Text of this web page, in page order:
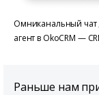
Омниканальный чат
агент в OkoCRM —
Раньше нам